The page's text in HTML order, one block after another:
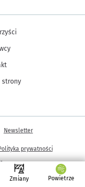
- wroclaw.pl
Zmiany Powietrze
strony
Wrocław
Newsletter
prywatności